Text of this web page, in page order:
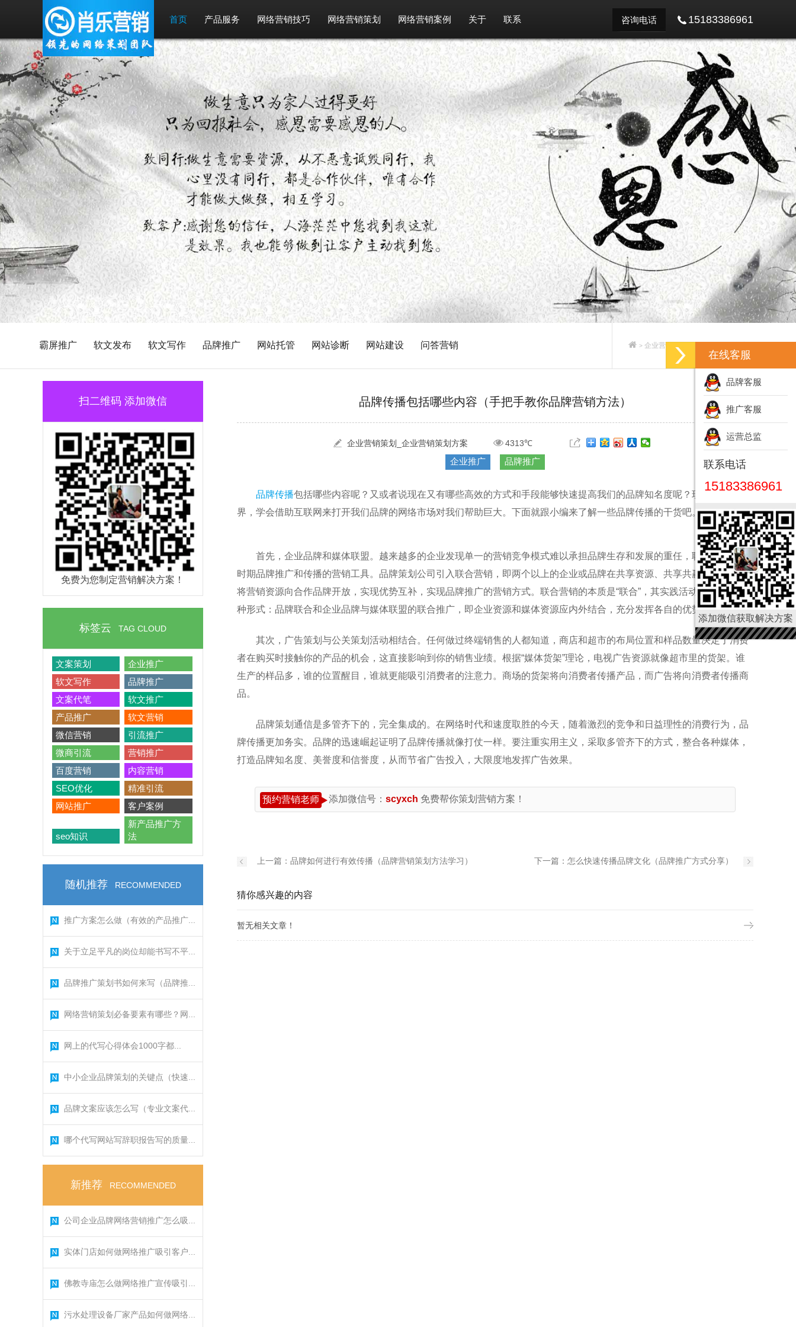
首页 产品服务 网络营销技巧 网络营销策划 网络营销案例 关于 联系 咨询电话 15183386961
霸屏推广 软文发布 软文写作 品牌推广 网站托管 网站诊断 网站建设 问答营销 > 企业营销策划_企业营销策划方案
扫二维码 添加微信
免费为您制定营销解决方案！
标签云 TAG CLOUD
文案策划
企业推广
软文写作
品牌推广
文案代笔
软文推广
产品推广
软文营销
微信营销
引流推广
微商引流
营销推广
百度营销
内容营销
SEO优化
精准引流
网站推广
客户案例
seo知识
新产品推广方
法
随机推荐 RECOMMENDED
推广方案怎么做（有效的产品推广...
关于立足平凡的岗位却能书写不平...
品牌推广策划书如何来写（品牌推...
网络营销策划必备要素有哪些？网...
网上的代写心得体会1000字都...
中小企业品牌策划的关键点（快速...
品牌文案应该怎么写（专业文案代...
哪个代写网站写辞职报告写的质量...
新推荐 RECOMMENDED
公司企业品牌网络营销推广怎么吸...
实体门店如何做网络推广吸引客户...
佛教寺庙怎么做网络推广宣传吸引...
污水处理设备厂家产品如何做网络...
品牌传播包括哪些内容（手把手教你品牌营销方法）
企业营销策划_企业营销策划方案 4313℃
企业推广 品牌推广
品牌传播包括哪些内容呢？又或者说现在又有哪些高效的方式和手段能够快速提高我们的品牌知名度呢？现在是网络世
界，学会借助互联网来打开我们品牌的网络市场对我们帮助巨大。下面就跟小编来了解一些品牌传播的干货吧。
首先，企业品牌和媒体联盟。越来越多的企业发现单一的营销竞争模式难以承担品牌生存和发展的重任，联合营销是新
时期品牌推广和传播的营销工具。品牌策划公司引入联合营销，即两个以上的企业或品牌在共享资源、共享共赢的原则下，
将营销资源向合作品牌开放，实现优势互补，实现品牌推广的营销方式。联合营销的本质是“联合”，其实践活动可以分为两
种形式：品牌联合和企业品牌与媒体联盟的联合推广，即企业资源和媒体资源应内外结合，充分发挥各自的优势。
其次，广告策划与公关策划活动相结合。任何做过终端销售的人都知道，商店和超市的布局位置和样品数量决定了消费
者在购买时接触你的产品的机会，这直接影响到你的销售业绩。根据“媒体货架”理论，电视广告资源就像超市里的货架。谁
生产的样品多，谁的位置醒目，谁就更能吸引消费者的注意力。商场的货架将向消费者传播产品，而广告将向消费者传播商
品。
品牌策划通信是多管齐下的，完全集成的。在网络时代和速度取胜的今天，随着激烈的竞争和日益理性的消费行为，品
牌传播更加务实。品牌的迅速崛起证明了品牌传播就像打仗一样。要注重实用主义，采取多管齐下的方式，整合各种媒体，
打造品牌知名度、美誉度和信誉度，从而节省广告投入，大限度地发挥广告效果。
预约营销老师 添加微信号： scyxch 免费帮你策划营销方案！
上一篇： 品牌如何进行有效传播（品牌营销策划方法学习） 下一篇： 怎么快速传播品牌文化（品牌推广方式分享）
猜你感兴趣的内容
暂无相关文章！
在线客服
品牌客服
推广客服
运营总监
联系电话
15183386961
添加微信获取解决方案